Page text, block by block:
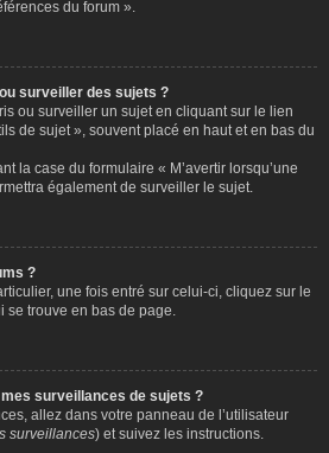
du forum ».
surveiller des sujets ?
ou surveiller un sujet en cliquant sur le lien
de sujet », souvent placé en haut et en bas du
la case du formulaire « M’avertir lorsqu’une
également de surveiller le sujet.
?
une fois entré sur celui-ci, cliquez sur le
trouve en bas de page.
surveillances de sujets ?
allez dans votre panneau de l’utilisateur
surveillances) et suivez les instructions.